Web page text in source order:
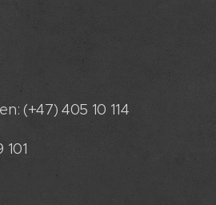
(+47) 405 10 114